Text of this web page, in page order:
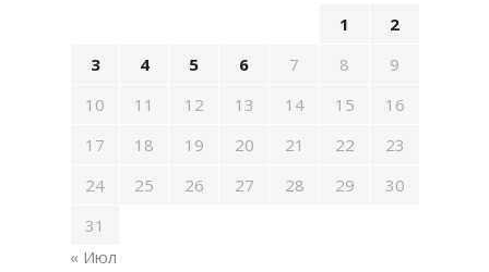
1
2
3
4 5 6 7 8
9
10
11 12 13 14 15
16
17
18 19 20 21 22
23
24
25 26 27 28 29
30
31
« Июл